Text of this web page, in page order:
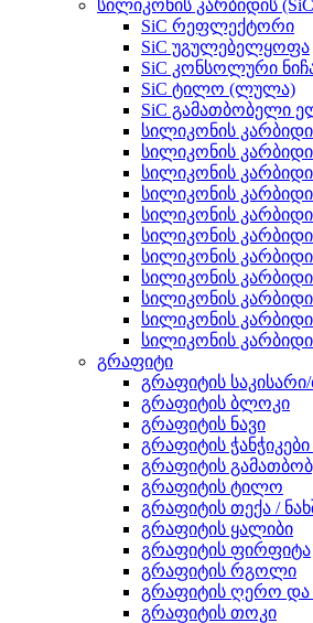
სილიკონის კარბიდის
SiC რეფლექტორი
SiC უგულებელყოფა
SiC კონსოლური
SiC ტილო (ლულა)
SiC გამათბობელი
სილიკონის
სილიკონის
სილიკონის
სილიკონის
სილიკონის
სილიკონის
სილიკონის
სილიკონის
სილიკონის
სილიკონის
სილიკონის
გრაფიტი
გრაფიტის საკისარი/
გრაფიტის ბლოკი
გრაფიტის ნავი
გრაფიტის
გრაფიტის
გრაფიტის ტილო
გრაფიტის თექა /
გრაფიტის ყალიბი
გრაფიტის ფირფიტა
გრაფიტის რგოლი
გრაფიტის ღერო და
გრაფიტის თოკი